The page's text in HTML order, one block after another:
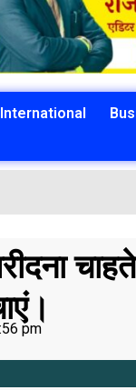
International
pm